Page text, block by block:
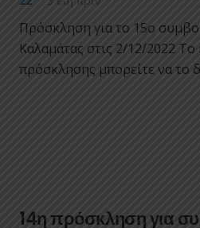
Πρόσκληση για το 15ο
Καλαμάτας στις 2/12/2022 Το
πρόσκλησης μπορείτε να το
14η πρόσκληση για